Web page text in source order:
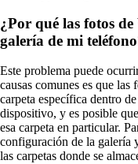
¿Por qué las fotos
galería de mi
Este problema puede
causas comunes es que
carpeta específica dentro
dispositivo, y es posible
esa carpeta en particular.
configuración de la galería
las carpetas donde se